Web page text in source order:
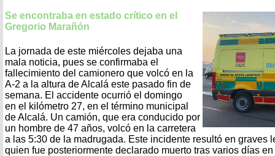
Se encontraba en estado crítico en el
Gregorio Marañón
La jornada de este miércoles dejaba una
mala noticia, pues se confirmaba el
fallecimiento del camionero que volcó en la
A-2 a la altura de Alcalá este pasado fin de
semana. El accidente ocurrió el domingo
en el kilómetro 27, en el término municipal
de Alcalá. Un camión, que era conducido por
un hombre de 47 años, volcó en la carretera
a las 5:30 de la madrugada. Este incidente resultó en graves
quien fue posteriormente declarado muerto tras varios días